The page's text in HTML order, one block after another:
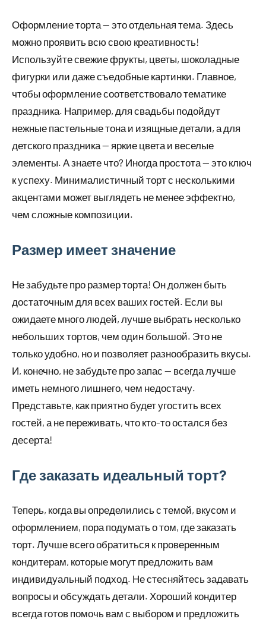
Оформление торта — это отдельная тема. Здесь
можно проявить всю свою креативность!
Используйте свежие фрукты, цветы, шоколадные
фигурки или даже съедобные картинки. Главное,
чтобы оформление соответствовало тематике
праздника. Например, для свадьбы подойдут
нежные пастельные тона и изящные детали, а для
детского праздника — яркие цвета и веселые
элементы. А знаете что? Иногда простота — это ключ
к успеху. Минималистичный торт с несколькими
акцентами может выглядеть не менее эффектно,
чем сложные композиции.
Размер имеет значение
Не забудьте про размер торта! Он должен быть
достаточным для всех ваших гостей. Если вы
ожидаете много людей, лучше выбрать несколько
небольших тортов, чем один большой. Это не
только удобно, но и позволяет разнообразить вкусы.
И, конечно, не забудьте про запас — всегда лучше
иметь немного лишнего, чем недостачу.
Представьте, как приятно будет угостить всех
гостей, а не переживать, что кто-то остался без
десерта!
Где заказать идеальный торт?
Теперь, когда вы определились с темой, вкусом и
оформлением, пора подумать о том, где заказать
торт. Лучше всего обратиться к проверенным
кондитерам, которые могут предложить вам
индивидуальный подход. Не стесняйтесь задавать
вопросы и обсуждать детали. Хороший кондитер
всегда готов помочь вам с выбором и предложить